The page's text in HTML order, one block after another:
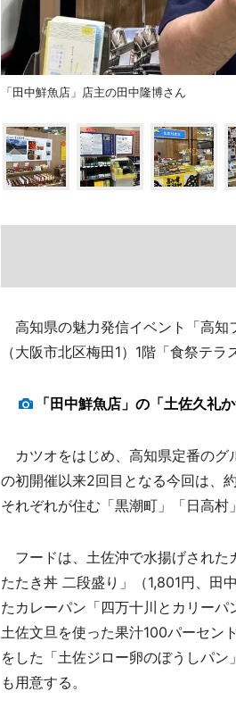
「田中鮮魚店」店主の田中隆博さん
高知県の魅力発信イベント「高知
（大阪市北区梅田1）1階「食祭テラ
「田中鮮魚店」の「土佐久礼
カツオをはじめ、高知県定番のグ
の初開催以来2回目となる今回は、
それぞれが住む「黒潮町」「日高村
フードは、土佐沖で水揚げされた
たたき丼 二段盛り」（1,801円、田
たカレーパン「四万十川とカリーパ
土佐文旦を使った果汁100パーセン
をした「土佐ジロー卵のぼうしパ
も用意する。